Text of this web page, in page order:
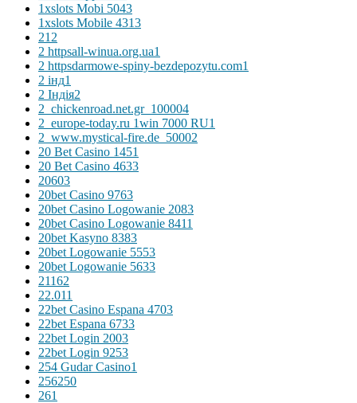
1xslots Mobi 5043
1xslots Mobile 4313
212
2 httpsall-winua.org.ua1
2 httpsdarmowe-spiny-bezdepozytu.com1
2 інд1
2 Індія2
2_chickenroad.net.gr_100004
2_europe-today.ru 1win 7000 RU1
2_www.mystical-fire.de_50002
20 Bet Casino 1451
20 Bet Casino 4633
20603
20bet Casino 9763
20bet Casino Logowanie 2083
20bet Casino Logowanie 8411
20bet Kasyno 8383
20bet Logowanie 5553
20bet Logowanie 5633
21162
22.011
22bet Casino Espana 4703
22bet Espana 6733
22bet Login 2003
22bet Login 9253
254 Gudar Casino1
256250
261